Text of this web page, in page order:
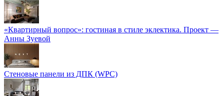
«Квартирный вопрос»: гостиная в стиле эклектика. Проект —
Анны Зуевой
Стеновые панели из ДПК (WPC)